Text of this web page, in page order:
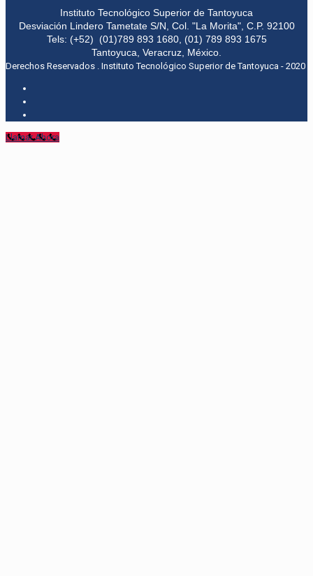
Instituto Tecnológico Superior de Tantoyuca
Desviación Lindero Tametate S/N, Col. "La Morita", C.P. 92100
Tels: (+52) (01)789 893 1680, (01) 789 893 1675
Tantoyuca, Veracruz, México.
Derechos Reservados . Instituto Tecnológico Superior de Tantoyuca - 2020
Llamar Ahora